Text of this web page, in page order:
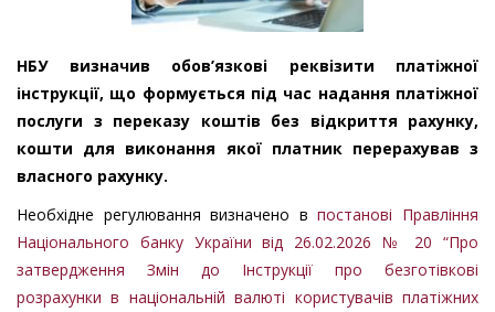
НБУ визначив обов’язкові реквізити платіжної
інструкції, що формується під час надання платіжної
послуги з переказу коштів без відкриття рахунку,
кошти для виконання якої платник перерахував з
власного рахунку.
Необхідне регулювання визначено впостанові Правління
Національного банку України від 26.02.2026 № 20 “Про
затвердження Змін до Інструкції про безготівкові
розрахунки в національній валюті користувачів платіжних